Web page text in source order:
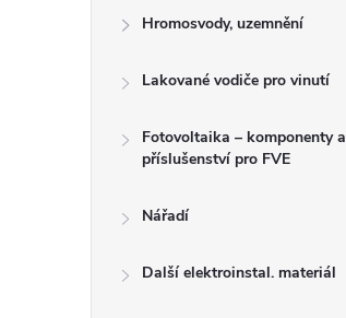
Hromosvody, uzemnění
Lakované vodiče pro vinutí
Fotovoltaika – komponenty a
příslušenství pro FVE
Nářadí
Další elektroinstal. materiál